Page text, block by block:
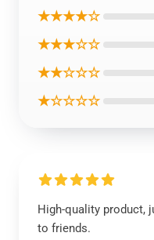
★★★★☆
★★★☆☆
★★☆☆☆
★☆☆☆☆
High-quality product,
to friends.